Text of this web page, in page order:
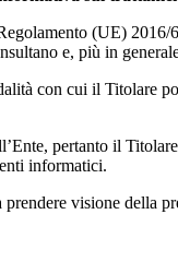
(UE)
e, più in
con cui il Titolare
pertanto il
informatici.
visione della